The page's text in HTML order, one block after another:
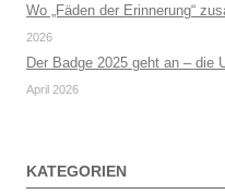
Wo „Fäden der Erinnerung“
2026
Der Badge 2025 geht an – die
April 2026
KATEGORIEN